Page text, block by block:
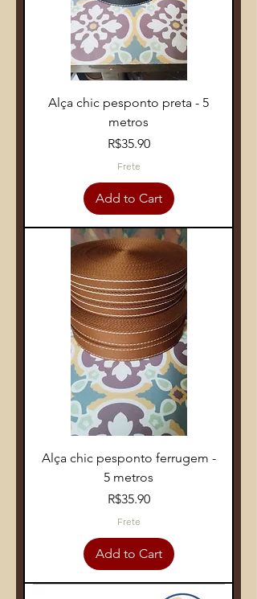
Alça chic pesponto preta - 5
metros
Price
R$35.90
Frete
Add to Cart
Alça chic pesponto ferrugem -
5 metros
Price
R$35.90
Frete
Add to Cart